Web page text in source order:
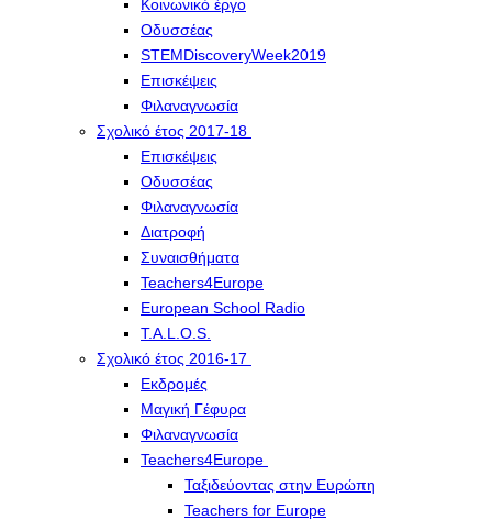
Κοινωνικό έργο
Οδυσσέας
STEMDiscoveryWeek2019
Επισκέψεις
Φιλαναγνωσία
Σχολικό έτος 2017-18
Επισκέψεις
Οδυσσέας
Φιλαναγνωσία
Διατροφή
Συναισθήματα
Teachers4Europe
European School Radio
T.A.L.O.S.
Σχολικό έτος 2016-17
Εκδρομές
Μαγική Γέφυρα
Φιλαναγνωσία
Teachers4Europe
Ταξιδεύοντας στην Ευρώπη
Teachers for Europe